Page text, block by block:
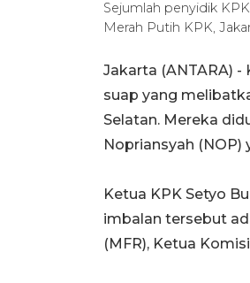
Sejumlah penyidik
Merah Putih KPK,
Jakarta (ANTARA)
suap yang
Selatan. Mereka
Nopriansyah (NOP)
Ketua KPK Setyo
imbalan tersebut
(MFR), Ketua